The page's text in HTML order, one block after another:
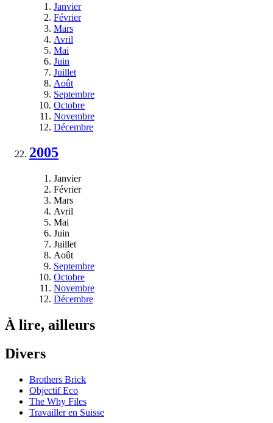
Janvier
Février
Mars
Avril
Mai
Juin
Juillet
Août
Septembre
Octobre
Novembre
Décembre
2005
Janvier
Février
Mars
Avril
Mai
Juin
Juillet
Août
Septembre
Octobre
Novembre
Décembre
À lire, ailleurs
Divers
Brothers Brick
Objectif Eco
The Why Files
Travailler en Suisse